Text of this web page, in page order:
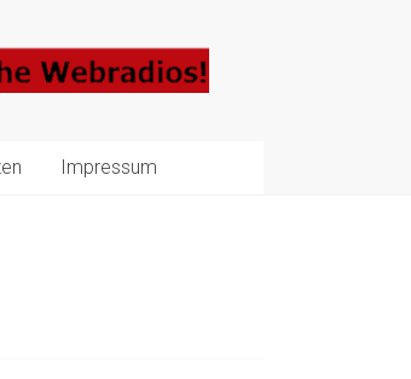
Impressum